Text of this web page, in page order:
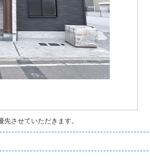
させていただきます。